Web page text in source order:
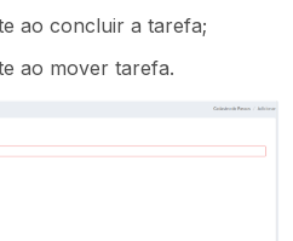
ao concluir a tarefa;
ao mover tarefa.